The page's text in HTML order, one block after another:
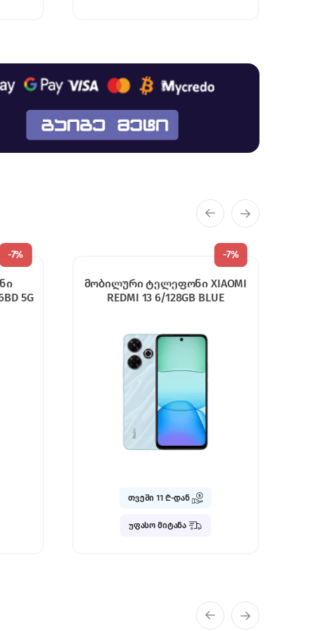
-7% -7%
მობილური ტელეფონი XIAOMI
REDMI NOTE 14 PRO 4G 8/256GB
თვეში 26 ₾-დან
უფასო მიტანა